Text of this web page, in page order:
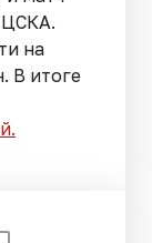
ЦСКА.
на
В итоге